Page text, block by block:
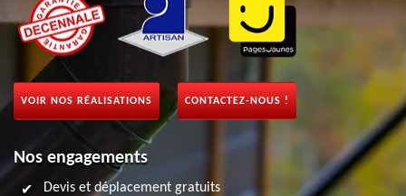
VOIR NOS RÉALISATIONS CONTACTEZ-NOUS !
Nos engagements
Devis et déplacement gratuits